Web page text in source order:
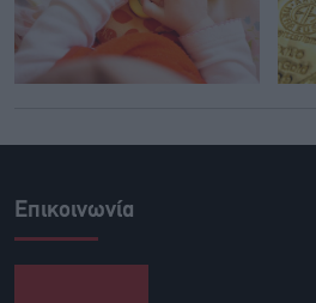
Επικοινωνία